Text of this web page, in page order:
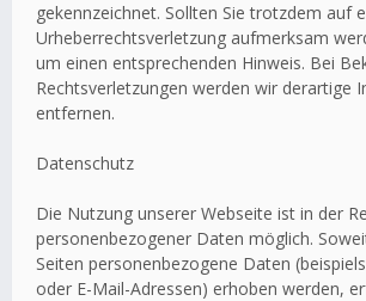
gekennzeichnet. Sollten Sie trotzdem auf
Urheberrechtsverletzung aufmerksam
um einen entsprechenden Hinweis. Bei
Rechtsverletzungen werden wir derartige
entfernen.
Datenschutz
Die Nutzung unserer Webseite ist in der
personenbezogener Daten möglich.
Seiten personenbezogene Daten
oder E-Mail-Adressen) erhoben werden,